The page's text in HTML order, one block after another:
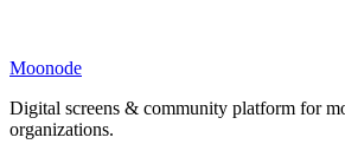
Moonode
Digital screens & community platform for
organizations.